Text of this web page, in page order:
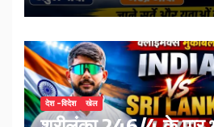
देश -विदेश खेल